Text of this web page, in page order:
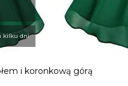
kilku dni
i koronkową górą